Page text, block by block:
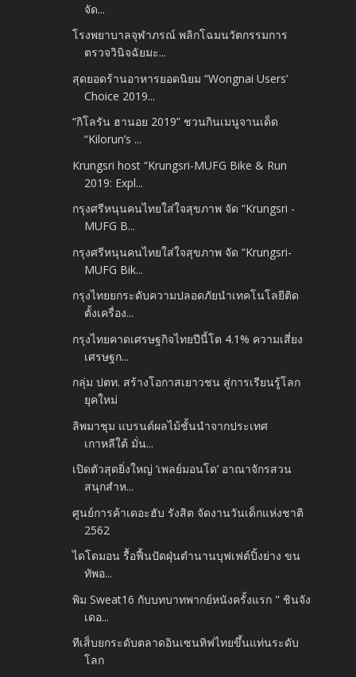
จัด...
โรงพยาบาลจุฬาภรณ์ พลิกโฉมนวัตกรรมการ
ตรวจวินิจฉัยมะ...
สุดยอดร้านอาหารยอดนิยม “Wongnai Users’
Choice 2019...
“กิโลรัน ฮานอย 2019” ชวนกินเมนูจานเด็ด
“Kilorun’s ...
Krungsri host “Krungsri-MUFG Bike & Run
2019: Expl...
กรุงศรีหนุนคนไทยใส่ใจสุขภาพ จัด “Krungsri -
MUFG B...
กรุงศรีหนุนคนไทยใส่ใจสุขภาพ จัด “Krungsri-
MUFG Bik...
กรุงไทยยกระดับความปลอดภัยนำเทคโนโลยีติด
ตั้งเครื่อง...
กรุงไทยคาดเศรษฐกิจไทยปีนี้โต 4.1% ความเสี่ยง
เศรษฐก...
กลุ่ม ปตท. สร้างโอกาสเยาวชน สู่การเรียนรู้โลก
ยุคใหม่
ลิพมาชุม แบรนด์ผลไม้ชั้นนำจากประเทศ
เกาหลีใต้ มั่น...
เปิดตัวสุดยิ่งใหญ่ ‘เพลย์มอนโด’ อาณาจักรสวน
สนุกสำห...
ศูนย์การค้าเดอะฮับ รังสิต จัดงานวันเด็กแห่งชาติ
2562
ไดโดมอน รื้อฟื้นปัดฝุ่นตำนานบุฟเฟต์ปิ้งย่าง ขน
ทัพอ...
พิม Sweat16 กับบทบาทพากย์หนังครั้งแรก " ชินจัง
เดอ...
ทีเส็บยกระดับตลาดอินเซนทิฟไทยขึ้นแท่นระดับ
โลก